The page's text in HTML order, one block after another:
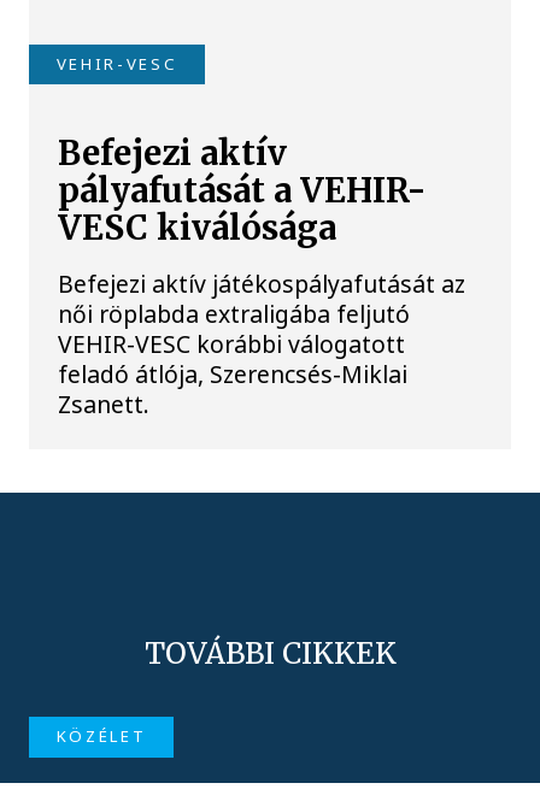
VEHIR-VESC
Befejezi aktív
pályafutását a VEHIR-
VESC kiválósága
Befejezi aktív játékospályafutását az
női röplabda extraligába feljutó
VEHIR-VESC korábbi válogatott
feladó átlója, Szerencsés-Miklai
Zsanett.
TOVÁBBI CIKKEK
KÖZÉLET